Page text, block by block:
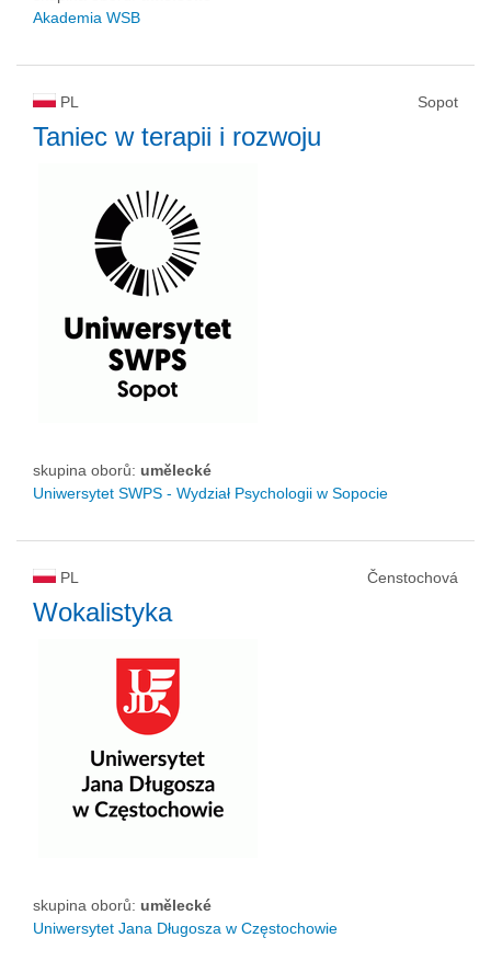
Akademia WSB
PL Sopot
Taniec w terapii i rozwoju
skupina oborů: umělecké
Uniwersytet SWPS - Wydział Psychologii w Sopocie
PL Čenstochová
Wokalistyka
skupina oborů: umělecké
Uniwersytet Jana Długosza w Częstochowie